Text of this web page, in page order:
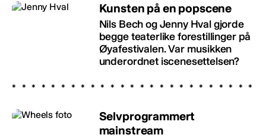
Kunsten på en popscene
Nils Bech og Jenny Hval gjorde
begge teaterlike forestillinger på
Øyafestivalen. Var musikken
underordnet iscenesettelsen?
Selvprogrammert
mainstream